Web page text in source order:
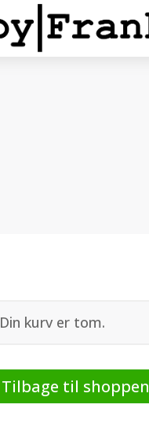
Din kurv er tom.
Tilbage til shoppen